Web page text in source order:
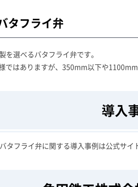
タフライ弁
を選べるバタフライ弁です。
ではありますが、350mm以下や1100mm
導入
タフライ弁に関する導入事例は公式サイ